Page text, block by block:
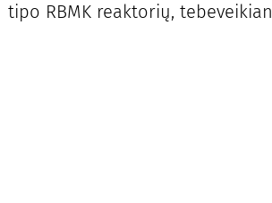
tipo RBMK reaktorių,